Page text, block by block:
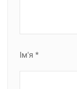
Ім'я *